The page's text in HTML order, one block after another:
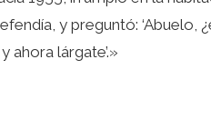
y preguntó: ‘Abuelo,
ahora lárgate’.»